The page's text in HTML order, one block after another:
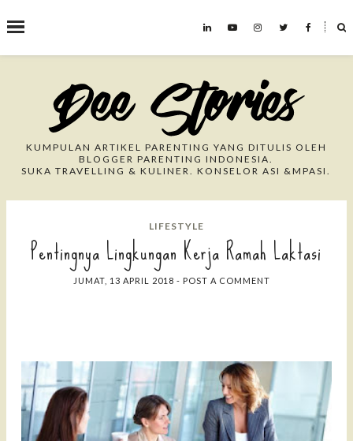
˟
Search This Blog
KUMPULAN ARTIKEL PARENTING YANG DITULIS OLEH
BLOGGER PARENTING INDONESIA.
SUKA TRAVELLING & KULINER. KONSELOR ASI &MPASI.
LIFESTYLE
Pentingnya Lingkungan Kerja Ramah Laktasi
JUMAT, 13 APRIL 2018- POST A COMMENT